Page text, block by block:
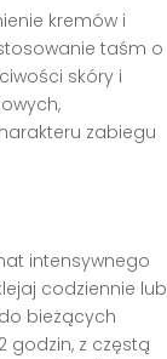
kremów i
taśm o
skóry i
zabiegu
intensywnego
codziennie lub
bieżących
godzin, z częstą